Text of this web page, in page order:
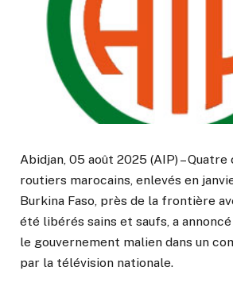
Abidjan, 05 août 2025 (AIP) –
routiers marocains, enlevés en
Burkina Faso, près de la frontière
été libérés sains et saufs, a
le gouvernement malien dans un
par la télévision nationale.